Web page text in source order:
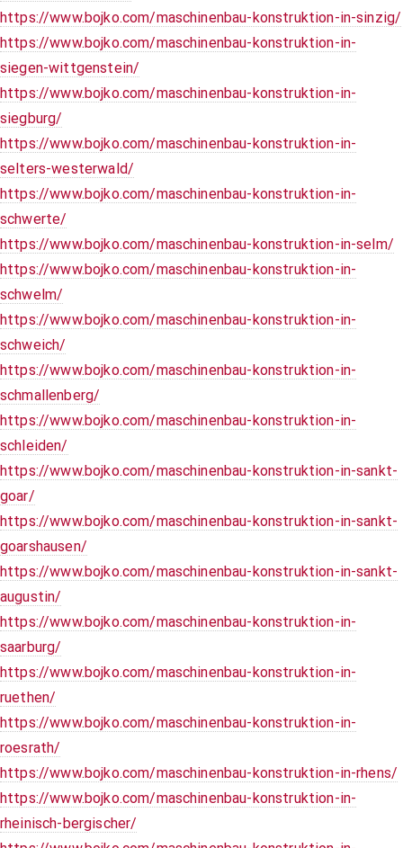
https://www.bojko.com/maschinenbau-konstruktion-in-sinzig/
https://www.bojko.com/maschinenbau-konstruktion-in-
siegen-wittgenstein/
https://www.bojko.com/maschinenbau-konstruktion-in-
siegburg/
https://www.bojko.com/maschinenbau-konstruktion-in-
selters-westerwald/
https://www.bojko.com/maschinenbau-konstruktion-in-
schwerte/
https://www.bojko.com/maschinenbau-konstruktion-in-selm/
https://www.bojko.com/maschinenbau-konstruktion-in-
schwelm/
https://www.bojko.com/maschinenbau-konstruktion-in-
schweich/
https://www.bojko.com/maschinenbau-konstruktion-in-
schmallenberg/
https://www.bojko.com/maschinenbau-konstruktion-in-
schleiden/
https://www.bojko.com/maschinenbau-konstruktion-in-sankt-
goar/
https://www.bojko.com/maschinenbau-konstruktion-in-sankt-
goarshausen/
https://www.bojko.com/maschinenbau-konstruktion-in-sankt-
augustin/
https://www.bojko.com/maschinenbau-konstruktion-in-
saarburg/
https://www.bojko.com/maschinenbau-konstruktion-in-
ruethen/
https://www.bojko.com/maschinenbau-konstruktion-in-
roesrath/
https://www.bojko.com/maschinenbau-konstruktion-in-rhens/
https://www.bojko.com/maschinenbau-konstruktion-in-
rheinisch-bergischer/